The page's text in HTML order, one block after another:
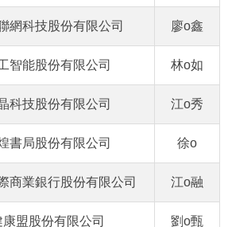
網科技股份有限公司 廖o鑫
智能股份有限公司 林o如
科技股份有限公司 江o秀
書局股份有限公司 徐o
商業銀行股份有限公司 江o融
康盟股份有限公司 劉o甄